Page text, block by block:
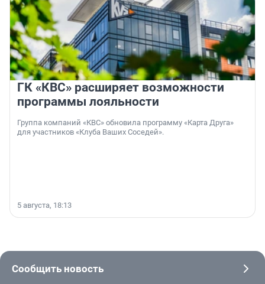
ГК «КВС» расширяет возможности
программы лояльности
Группа компаний «КВС» обновила программу «Карта Друга»
для участников «Клуба Ваших Соседей».
5 августа, 18:13
Сообщить новость